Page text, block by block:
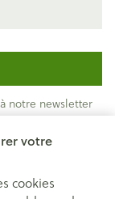
votre
cookies
notre newsletter
.